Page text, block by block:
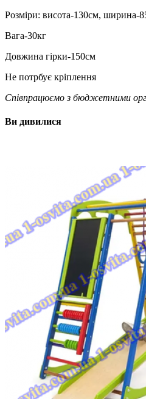
Розміри: висота-130см, ширина-
Вага-30кг
Довжина гірки-150см
Не потрбує кріплення
Співпрацюємо з бюджетними
Ви дивилися